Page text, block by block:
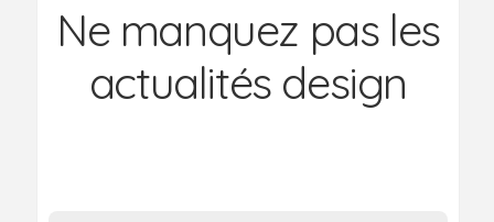
Ne manquez pas les
actualités design